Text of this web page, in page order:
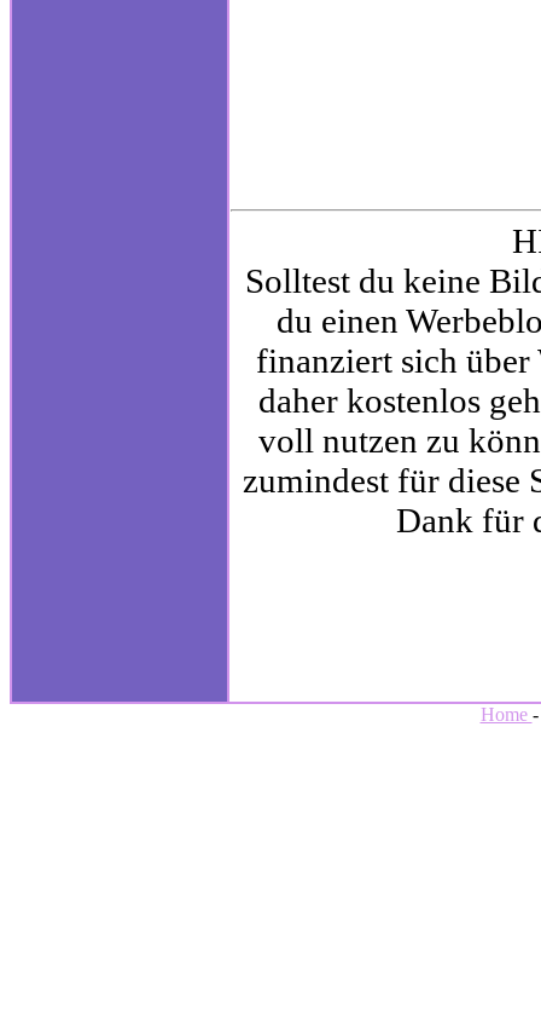
Solltest du keine
du einen
finanziert sich über
daher kostenlos
voll nutzen zu
zumindest für diese
Dank für
Home